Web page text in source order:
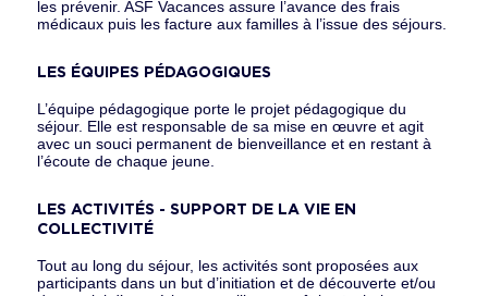
les prévenir. ASF Vacances assure l’avance des frais
médicaux puis les facture aux familles à l’issue des séjours.
LES ÉQUIPES PÉDAGOGIQUES
L’équipe pédagogique porte le projet pédagogique du
séjour. Elle est responsable de sa mise en œuvre et agit
avec un souci permanent de bienveillance et en restant à
l’écoute de chaque jeune.
LES ACTIVITÉS - SUPPORT DE LA VIE EN
COLLECTIVITÉ
Tout au long du séjour, les activités sont proposées aux
participants dans un but d’initiation et de découverte et/ou